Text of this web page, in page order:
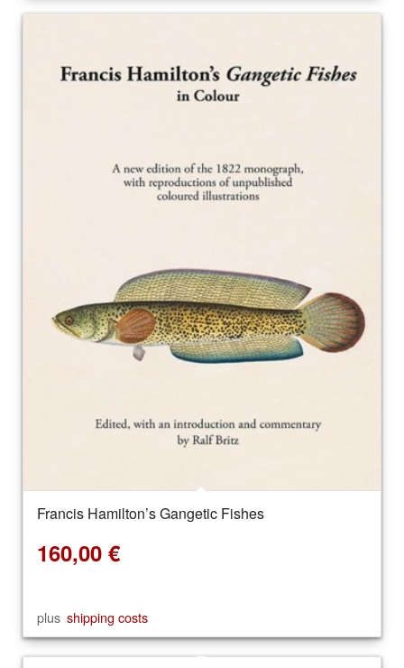
Francis Hamilton’s Gangetic Fishes
160,00 €
plus shipping costs